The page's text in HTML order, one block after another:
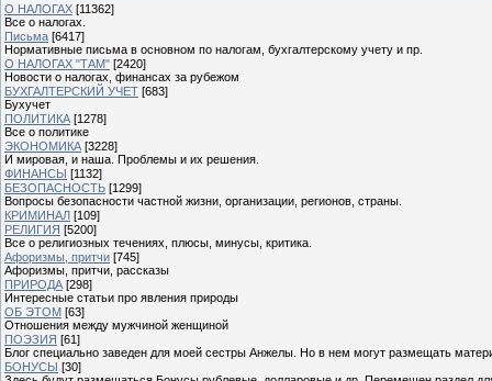
О НАЛОГАХ [11362]
Все о налогах.
Письма [6417]
Нормативные письма в основном по налогам, бухгалтерскому учету и пр.
О НАЛОГАХ "ТАМ" [2420]
Новости о налогах, финансах за рубежом
БУХГАЛТЕРСКИЙ УЧЕТ [683]
Бухучет
ПОЛИТИКА [1278]
Все о политике
ЭКОНОМИКА [3228]
И мировая, и наша. Проблемы и их решения.
ФИНАНСЫ [1132]
БЕЗОПАСНОСТЬ [1299]
Вопросы безопасности частной жизни, организации, регионов, страны.
КРИМИНАЛ [109]
РЕЛИГИЯ [5200]
Все о религиозных течениях, плюсы, минусы, критика.
Афоризмы, притчи [745]
Афоризмы, притчи, рассказы
ПРИРОДА [298]
Интересные статьи про явления природы
ОБ ЭТОМ [63]
Отношения между мужчиной женщиной
ПОЭЗИЯ [61]
Блог специально заведен для моей сестры Анжелы. Но в нем могут размещать
БОНУСЫ [30]